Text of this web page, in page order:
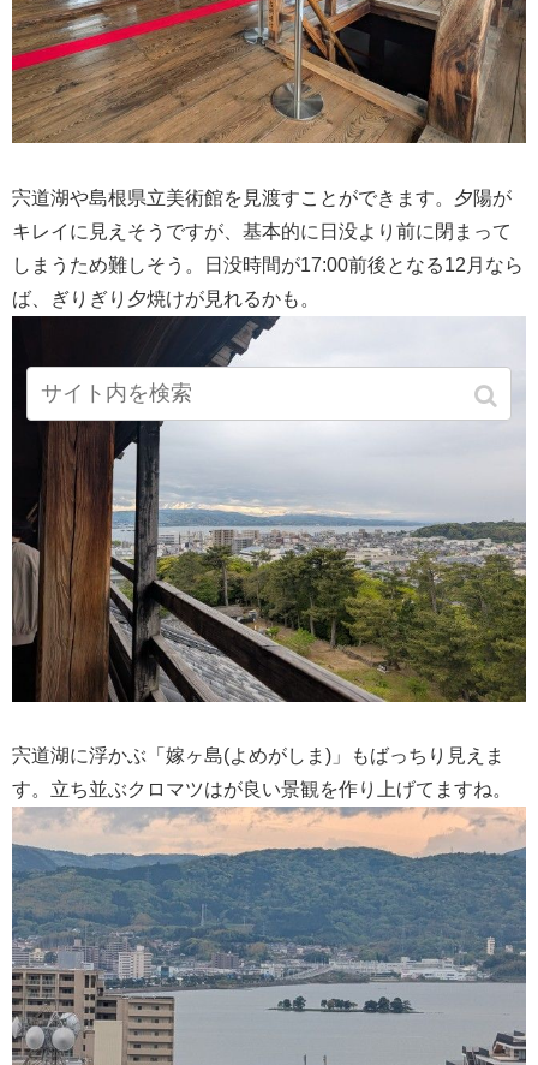
宍道湖や島根県立美術館を見渡すことができます。夕陽が
キレイに見えそうですが、基本的に日没より前に閉まって
しまうため難しそう。日没時間が17:00前後となる12月なら
ば、ぎりぎり夕焼けが見れるかも。
宍道湖に浮かぶ「嫁ヶ島(よめがしま)」もばっちり見えま
す。立ち並ぶクロマツはが良い景観を作り上げてますね。